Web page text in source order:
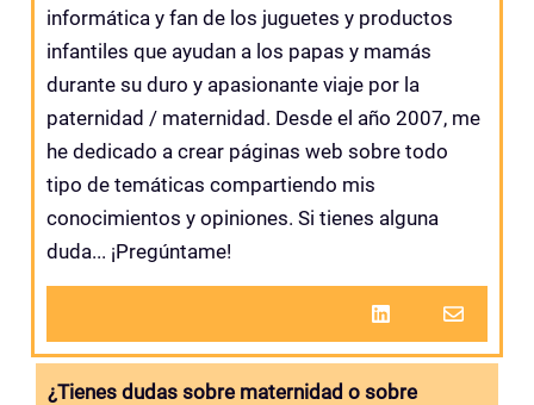
informática y fan de los juguetes y productos
infantiles que ayudan a los papas y mamás
durante su duro y apasionante viaje por la
paternidad / maternidad. Desde el año 2007, me
he dedicado a crear páginas web sobre todo
tipo de temáticas compartiendo mis
conocimientos y opiniones. Si tienes alguna
duda... ¡Pregúntame!
¿Tienes dudas sobre maternidad o sobre